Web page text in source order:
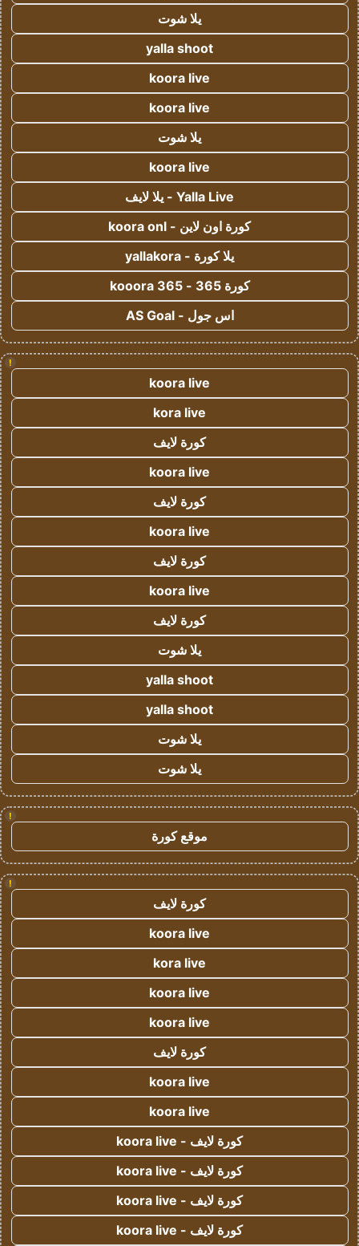
يلا شوت
yalla shoot
koora live
koora live
يلا شوت
koora live
Yalla Live - يلا لايف
كورة اون لاين - koora onl
يلا كورة - yallakora
كورة 365 - kooora 365
اس جول - AS Goal
!
koora live
kora live
كورة لايف
koora live
كورة لايف
koora live
كورة لايف
koora live
كورة لايف
يلا شوت
yalla shoot
yalla shoot
يلا شوت
يلا شوت
!
موقع كورة
!
كورة لايف
koora live
kora live
koora live
koora live
كورة لايف
koora live
koora live
كورة لايف - koora live
كورة لايف - koora live
كورة لايف - koora live
كورة لايف - koora live